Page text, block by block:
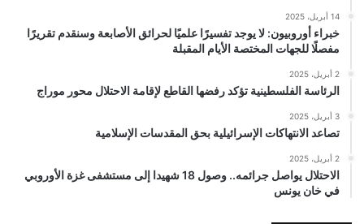
14 أبريل، 2025
خبراء أوروبيون: لا يوجد تفسيرًا علميًا لحرائق الأصابعة وسنقدم تقريرًا
مفصلًا للجهات المختصة الأيام المقبلة
2 أبريل، 2025
الرئاسة الفلسطينية تؤكد رفضها القاطع لإقامة الاحتلال محور موراج
3 أبريل، 2025
تصاعد الانتهاكات الإسرائيلية بحق المقدسات الإسلامية
2 أبريل، 2025
الاحتلال يواصل جرائمه.. وصول 18 شهيدا إلى مستشفى غزة الأوروبي
في خان يونس